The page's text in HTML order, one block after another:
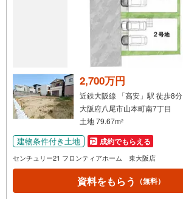
2,700万円
近鉄大阪線 「高安」駅 徒歩8分
大阪府八尾市山本町南7丁目
土地 79.67m2
建物条件付き土地 成約でもらえる
センチュリー21 フロンティアホーム 東大阪店
資料をもらう （無料）